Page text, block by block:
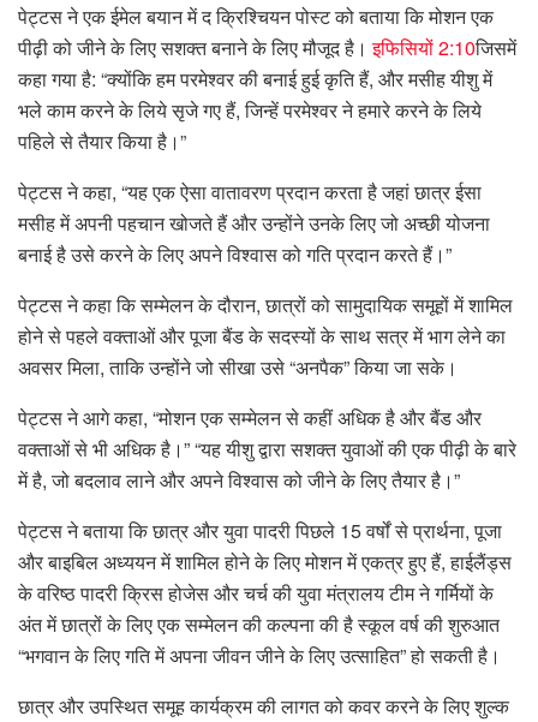
पेट्टस ने एक ईमेल बयान में द क्रिश्चियन पोस्ट को बताया कि मोशन एक
पीढ़ी को जीने के लिए सशक्त बनाने के लिए मौजूद है।इफिसियों 2:10जिसमें
कहा गया है: “क्योंकि हम परमेश्वर की बनाई हुई कृति हैं, और मसीह यीशु में
भले काम करने के लिये सृजे गए हैं, जिन्हें परमेश्वर ने हमारे करने के लिये
पहिले से तैयार किया है।”
पेट्टस ने कहा, “यह एक ऐसा वातावरण प्रदान करता है जहां छात्र ईसा
मसीह में अपनी पहचान खोजते हैं और उन्होंने उनके लिए जो अच्छी योजना
बनाई है उसे करने के लिए अपने विश्वास को गति प्रदान करते हैं।”
पेट्टस ने कहा कि सम्मेलन के दौरान, छात्रों को सामुदायिक समूहों में शामिल
होने से पहले वक्ताओं और पूजा बैंड के सदस्यों के साथ सत्र में भाग लेने का
अवसर मिला, ताकि उन्होंने जो सीखा उसे “अनपैक” किया जा सके।
पेट्टस ने आगे कहा, “मोशन एक सम्मेलन से कहीं अधिक है और बैंड और
वक्ताओं से भी अधिक है।” “यह यीशु द्वारा सशक्त युवाओं की एक पीढ़ी के बारे
में है, जो बदलाव लाने और अपने विश्वास को जीने के लिए तैयार है।”
पेट्टस ने बताया कि छात्र और युवा पादरी पिछले 15 वर्षों से प्रार्थना, पूजा
और बाइबिल अध्ययन में शामिल होने के लिए मोशन में एकत्र हुए हैं, हाईलैंड्स
के वरिष्ठ पादरी क्रिस होजेस और चर्च की युवा मंत्रालय टीम ने गर्मियों के
अंत में छात्रों के लिए एक सम्मेलन की कल्पना की है स्कूल वर्ष की शुरुआत
“भगवान के लिए गति में अपना जीवन जीने के लिए उत्साहित” हो सकती है।
छात्र और उपस्थित समूह कार्यक्रम की लागत को कवर करने के लिए शुल्क